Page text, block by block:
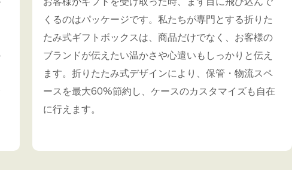
くるのはパッケージです。私たちが専門とする折りた
たみ式ギフトボックスは、商品だけでなく、お客様の
ブランドが伝えたい温かさや心遣いもしっかりと伝え
ます。折りたたみ式デザインにより、保管・物流スペ
ースを最大60%節約し、ケースのカスタマイズも自在
に行えます。